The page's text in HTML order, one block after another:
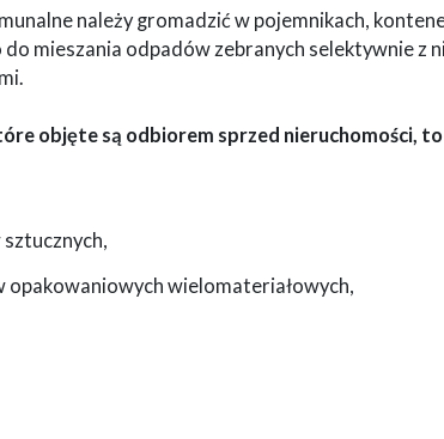
należy gromadzić w pojemnikach,
do mieszania odpadów zebranych selektywnie z
objęte są odbiorem sprzed nieruchomości,
opakowaniowych wielomateriałowych,